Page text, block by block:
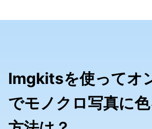
Imgkitsを使ってオ
でモノクロ写真に